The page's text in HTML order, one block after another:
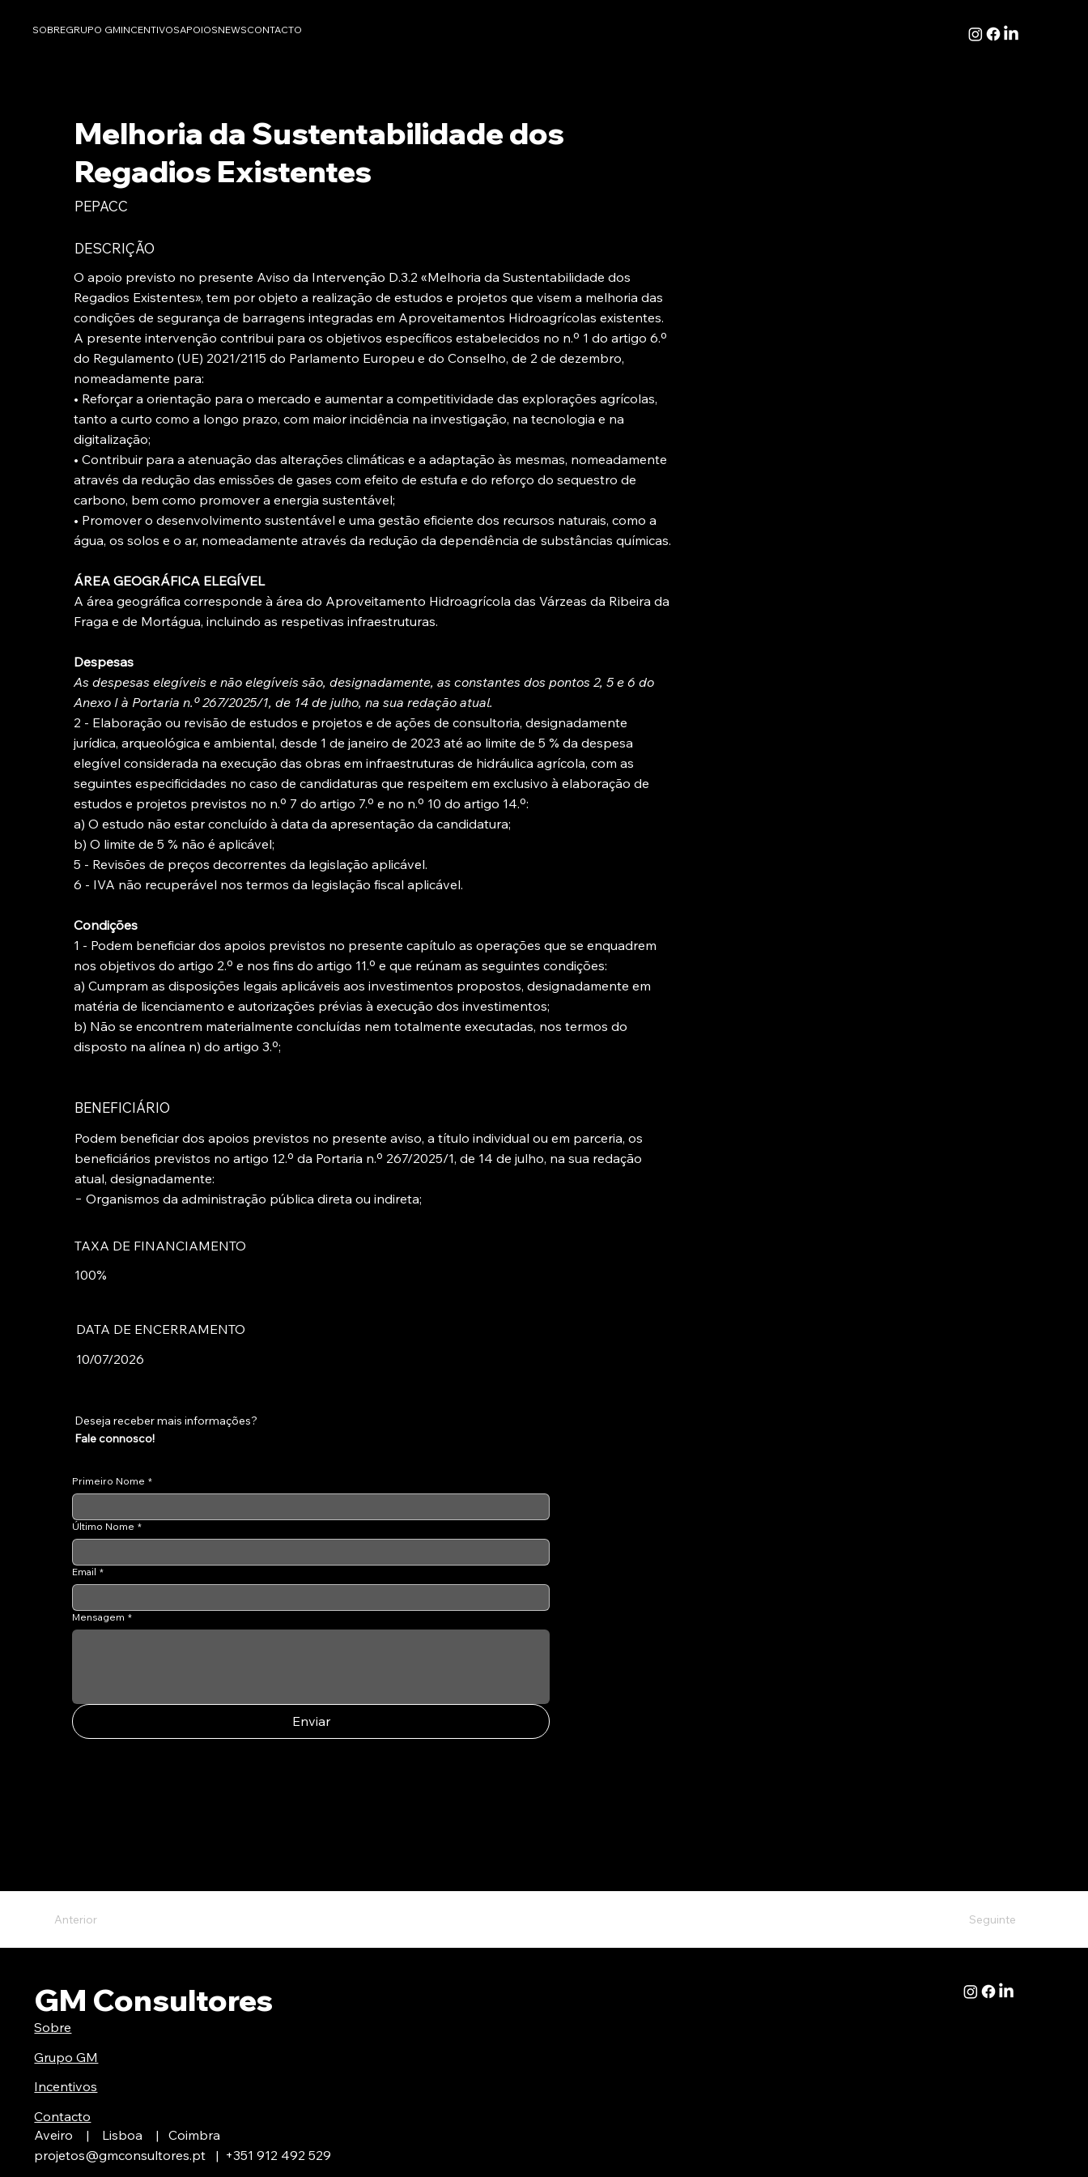
SOBREGRUPO GMINCENTIVOSAPOIOSNEWSCONTACTO
Melhoria da Sustentabilidade dos
Regadios Existentes
PEPACC
DESCRIÇÃO
O apoio previsto no presente Aviso da Intervenção D.3.2 «Melhoria da Sustentabilidade dos
Regadios Existentes», tem por objeto a realização de estudos e projetos que visem a melhoria das
condições de segurança de barragens integradas em Aproveitamentos Hidroagrícolas existentes.
A presente intervenção contribui para os objetivos específicos estabelecidos no n.º 1 do artigo 6.º
do Regulamento (UE) 2021/2115 do Parlamento Europeu e do Conselho, de 2 de dezembro,
nomeadamente para:
• Reforçar a orientação para o mercado e aumentar a competitividade das explorações agrícolas,
tanto a curto como a longo prazo, com maior incidência na investigação, na tecnologia e na
digitalização;
• Contribuir para a atenuação das alterações climáticas e a adaptação às mesmas, nomeadamente
através da redução das emissões de gases com efeito de estufa e do reforço do sequestro de
carbono, bem como promover a energia sustentável;
• Promover o desenvolvimento sustentável e uma gestão eficiente dos recursos naturais, como a
água, os solos e o ar, nomeadamente através da redução da dependência de substâncias químicas.
ÁREA GEOGRÁFICA ELEGÍVEL
A área geográfica corresponde à área do Aproveitamento Hidroagrícola das Várzeas da Ribeira da
Fraga e de Mortágua, incluindo as respetivas infraestruturas.
Despesas
As despesas elegíveis e não elegíveis são, designadamente, as constantes dos pontos 2, 5 e 6 do
Anexo I à Portaria n.º 267/2025/1, de 14 de julho, na sua redação atual.
2 - Elaboração ou revisão de estudos e projetos e de ações de consultoria, designadamente
jurídica, arqueológica e ambiental, desde 1 de janeiro de 2023 até ao limite de 5 % da despesa
elegível considerada na execução das obras em infraestruturas de hidráulica agrícola, com as
seguintes especificidades no caso de candidaturas que respeitem em exclusivo à elaboração de
estudos e projetos previstos no n.º 7 do artigo 7.º e no n.º 10 do artigo 14.º:
a) O estudo não estar concluído à data da apresentação da candidatura;
b) O limite de 5 % não é aplicável;
5 - Revisões de preços decorrentes da legislação aplicável.
6 - IVA não recuperável nos termos da legislação fiscal aplicável.
Condições
1 - Podem beneficiar dos apoios previstos no presente capítulo as operações que se enquadrem
nos objetivos do artigo 2.º e nos fins do artigo 11.º e que reúnam as seguintes condições:
a) Cumpram as disposições legais aplicáveis aos investimentos propostos, designadamente em
matéria de licenciamento e autorizações prévias à execução dos investimentos;
b) Não se encontrem materialmente concluídas nem totalmente executadas, nos termos do
disposto na alínea n) do artigo 3.º;
BENEFICIÁRIO
Podem beneficiar dos apoios previstos no presente aviso, a título individual ou em parceria, os
beneficiários previstos no artigo 12.º da Portaria n.º 267/2025/1, de 14 de julho, na sua redação
atual, designadamente:
− Organismos da administração pública direta ou indireta;
TAXA DE FINANCIAMENTO
100%
DATA DE ENCERRAMENTO
10/07/2026
Deseja receber mais informações?
Fale connosco!
Primeiro Nome *
Último Nome *
Email *
Mensagem *
Enviar
Seguinte
Anterior
GM Consultores
Sobre
Grupo GM
Incentivos
Contacto
Aveiro | Lisboa | Coimbra
projetos@gmconsultores.pt | +351912 492 529